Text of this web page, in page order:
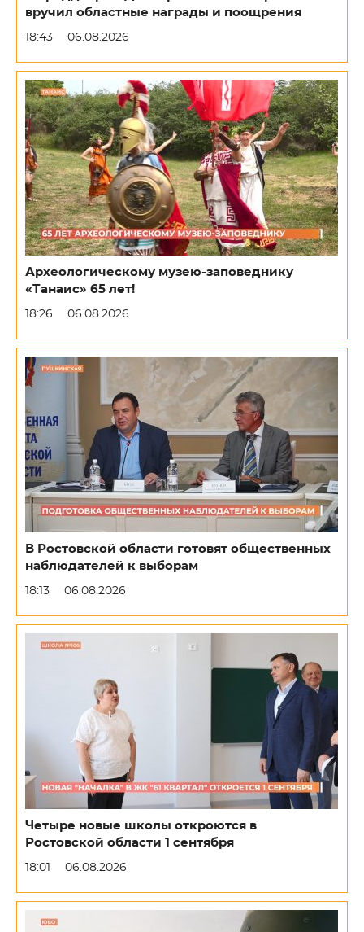
вручил областные награды и поощрения
18:43 06.08.2026
Археологическому музею-заповеднику
«Танаис» 65 лет!
18:26 06.08.2026
В Ростовской области готовят общественных
наблюдателей к выборам
18:13 06.08.2026
Четыре новые школы откроются в
Ростовской области 1 сентября
18:01 06.08.2026